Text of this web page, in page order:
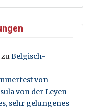
zuBelgisch-
von
von der Leyen
sehr gelungenes